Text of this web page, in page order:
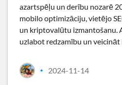
azartspēļu un derību nozarē
mobilo optimizāciju, vietējo
un kriptovalūtu izmantošanu.
uzlabot redzamību un veicināt
• 2024-11-14